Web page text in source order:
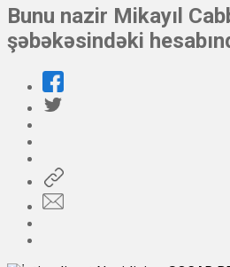
Bunu nazir Mikayıl
şəbəkəsindəki